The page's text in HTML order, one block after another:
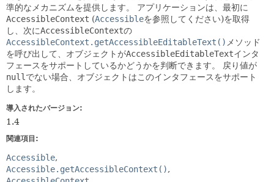
準的なメカニズムを提供します。
アプリケーションは、最初に
AccessibleContext (Accessibleを参照してください)を取得
し、次にAccessibleContextの
AccessibleContext.getAccessibleEditableText() メソッド
を呼び出して、オブジェクトがAccessibleEditableTextインタ
フェースをサポートしているかどうかを判断できます。
戻り値が
null でない場合、オブジェクトはこのインタフェースをサポート
します。
導入されたバージョン:
1.4
関連項目:
Accessible
Accessible.getAccessibleContext()